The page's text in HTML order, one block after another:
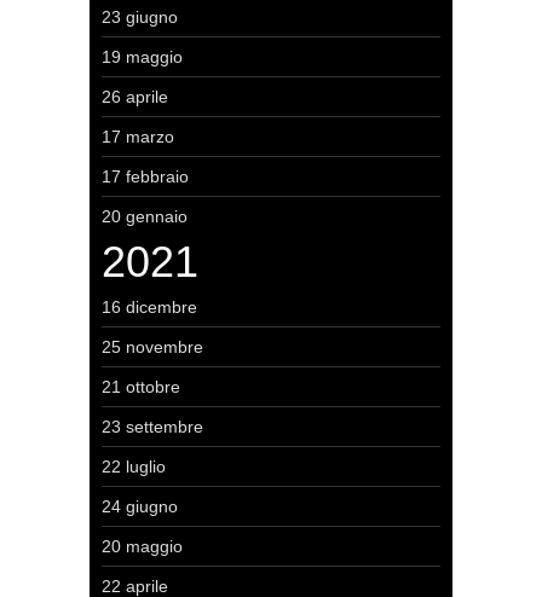
23 giugno
19 maggio
26 aprile
17 marzo
17 febbraio
20 gennaio
2021
16 dicembre
25 novembre
21 ottobre
23 settembre
22 luglio
24 giugno
20 maggio
22 aprile